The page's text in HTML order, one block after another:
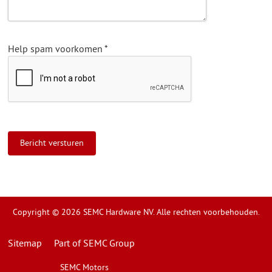
Help spam voorkomen *
Copyright © 2026 SEMC Hardware NV. Alle rechten voorbehouden.
Sitemap Part of SEMC Group
SEMC Motors